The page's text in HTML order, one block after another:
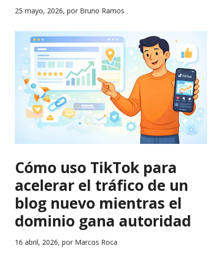
25 mayo, 2026, por Bruno Ramos
Cómo uso TikTok para
acelerar el tráfico de un
blog nuevo mientras el
dominio gana autoridad
16 abril, 2026, por Marcos Roca